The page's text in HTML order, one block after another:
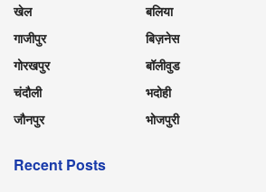
खेल
गाजीपुर
गोरखपुर
चंदौली
जौनपुर
बलिया
बिज़नेस
बॉलीवुड
भदोही
भोजपुरी
Recent Posts